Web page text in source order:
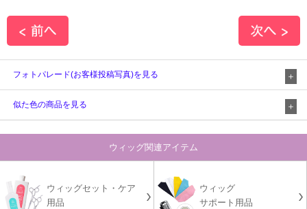
フォトパレード(お客様投稿写真)を見る
似た色の商品を見る
ウィッグ関連アイテム
ウィッグセット・ケア
用品
ウィッグ
サポート用品